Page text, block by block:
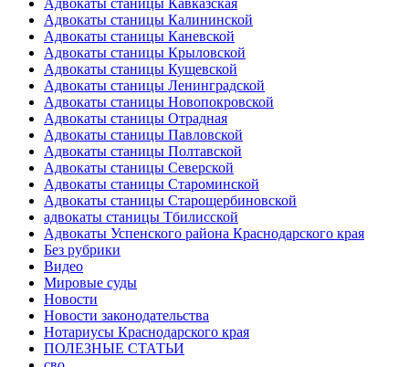
Адвокаты станицы Калининской
Адвокаты станицы Каневской
Адвокаты станицы Крыловской
Адвокаты станицы Кущевской
Адвокаты станицы Ленинградской
Адвокаты станицы Новопокровской
Адвокаты станицы Отрадная
Адвокаты станицы Павловской
Адвокаты станицы Полтавской
Адвокаты станицы Северской
Адвокаты станицы Староминской
Адвокаты станицы Старощербиновской
адвокаты станицы Тбилисской
Адвокаты Успенского района Краснодарского края
Без рубрики
Видео
Мировые суды
Новости
Новости законодательства
Нотариусы Краснодарского края
ПОЛЕЗНЫЕ СТАТЬИ